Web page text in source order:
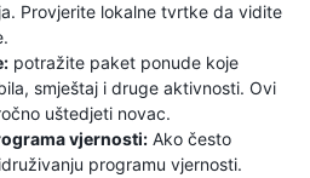
Provjerite lokalne tvrtke da vidite
potražite paket ponude koje
smještaj i druge aktivnosti. Ovi
uštedjeti novac.
vjernosti: Ako često
programu vjernosti.